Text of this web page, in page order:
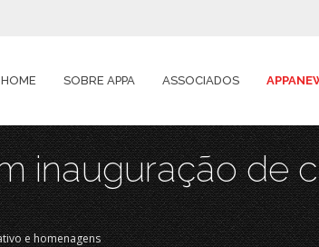
HOME SOBRE APPA ASSOCIADOS
inauguração de
e homenagens